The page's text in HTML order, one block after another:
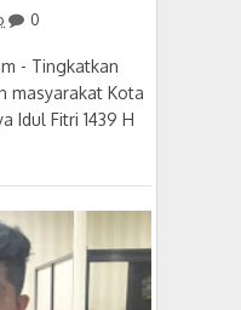
0
- Tingkatkan
masyarakat Kota
Idul Fitri 1439 H